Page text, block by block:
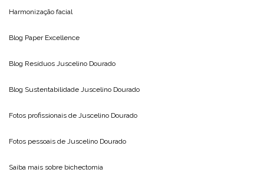
Harmonização facial
Blog Paper Excellence
Blog Resíduos Juscelino Dourado
Blog Sustentabilidade Juscelino Dourado
Fotos profissionais de Juscelino Dourado
Fotos pessoais de Juscelino Dourado
Saiba mais sobre bichectomia